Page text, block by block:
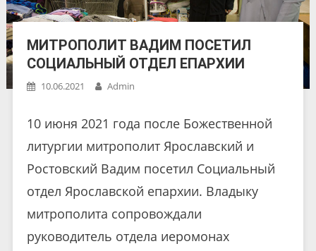
МИТРОПОЛИТ ВАДИМ ПОСЕТИЛ
СОЦИАЛЬНЫЙ ОТДЕЛ ЕПАРХИИ
10.06.2021 Admin
10 июня 2021 года после Божественной
литургии митрополит Ярославский и
Ростовский Вадим посетил Социальный
отдел Ярославской епархии. Владыку
митрополита сопровождали
руководитель отдела иеромонах